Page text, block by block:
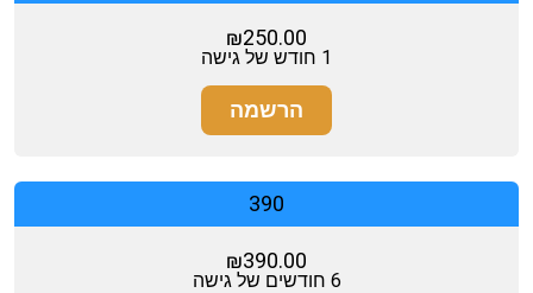
₪250.00
1 חודש של גישה
הרשמה
390
₪390.00
6 חודשים של גישה